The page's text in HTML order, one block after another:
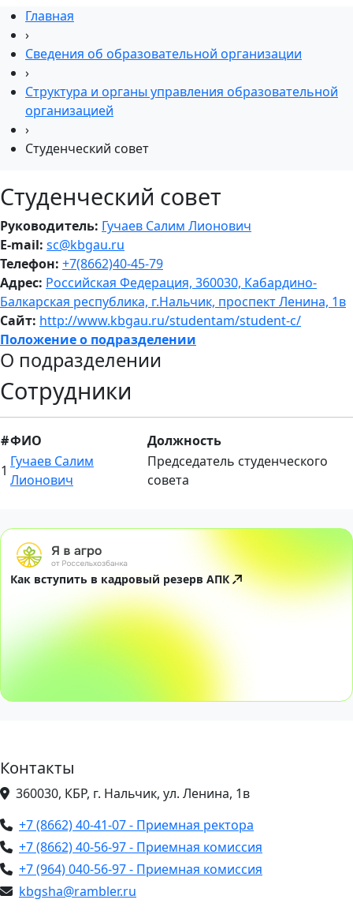
Главная
›
Сведения об образовательной организации
›
Структура и органы управления образовательной
организацией
›
Студенческий совет
Студенческий совет
Руководитель: Гучаев Салим Лионович
E-mail: sc@kbgau.ru
Телефон: +7(8662)40-45-79
Адрес: Российская Федерация, 360030, Кабардино-
Балкарская республика, г.Нальчик, проспект Ленина, 1в
Сайт: http://www.kbgau.ru/studentam/student-c/
Положение о подразделении
О подразделении
Сотрудники
#ФИО
Должность
1
Гучаев Салим
Лионович
Председатель студенческого
совета
Как вступить в кадровый резерв АПК
Контакты
360030, КБР, г. Нальчик, ул. Ленина, 1в
+7 (8662) 40-41-07 - Приемная ректора
+7 (8662) 40-56-97 - Приемная комиссия
+7 (964) 040-56-97 - Приемная комиссия
kbgsha@rambler.ru